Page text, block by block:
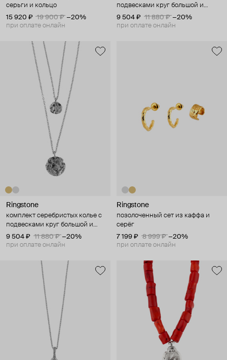
серьги и кольцо
15 920 ₽
19 900 ₽ −20%
при оплате онлайн
подвесками круг большой и
малый
9 504 ₽ 11 880 ₽ −20%
при оплате онлайн
Ringstone
комплект серебристых колье с
подвесками круг большой и
малый
9 504 ₽ 11 880 ₽ −20%
при оплате онлайн
Ringstone
позолоченный сет из каффа и
серёг
7 199 ₽
8 999 ₽ −20%
при оплате онлайн